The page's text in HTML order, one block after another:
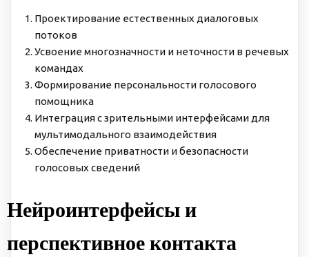
Проектирование естественных диалоговых
потоков
Усвоение многозначности и неточности в речевых
командах
Формирование персональности голосового
помощника
Интеграция с зрительными интерфейсами для
мультимодального взаимодействия
Обеспечение приватности и безопасности
голосовых сведений
Нейроинтерфейсы и
перспективное контакта